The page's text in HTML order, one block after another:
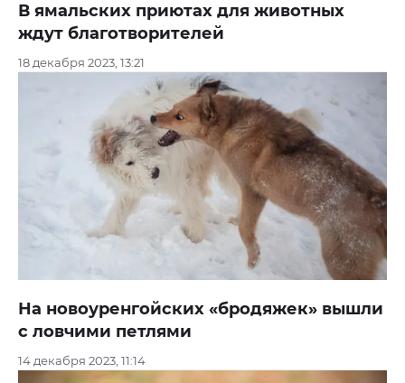
В ямальских приютах для животных
ждут благотворителей
18 декабря 2023, 13:21
На новоуренгойских «бродяжек» вышли
с ловчими петлями
14 декабря 2023, 11:14